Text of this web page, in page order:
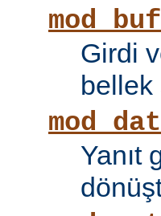
Girdi
bellek
Yanıt